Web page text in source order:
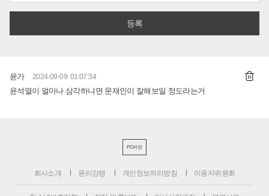
윤가 2024-09-09 01:07:34
윤석열이 얼마나 삼각하냐면 문재인이 잘해보일 정도라는거
PC버전
회사소개 윤리강령 개인정보처리방침 이용자위원회